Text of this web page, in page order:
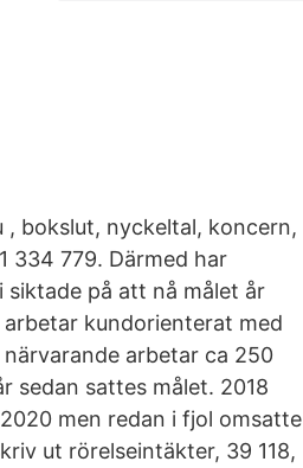
, bokslut, nyckeltal, koncern,
334 779. Därmed har
på att nå målet år
kundorienterat med
arbetar ca 250
sedan sattes målet. 2018
men redan i fjol omsatte
ut rörelseintäkter, 39 118,